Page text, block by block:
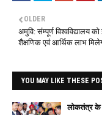
OLDER
अमुवि: संम्पूर्ण विश्वविद्यालय
शैक्षणिक एवं आर्थिक लाभ
YOU MAY LIKE THESE
लोकतंत्र के